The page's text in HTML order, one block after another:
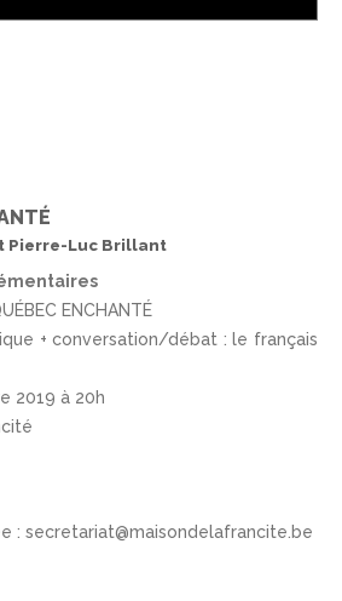
Pierre-Luc Brillant
ENCHANTÉ
+ conversation/débat : le français
2019 à 20h
: secretariat@maisondelafrancite.be